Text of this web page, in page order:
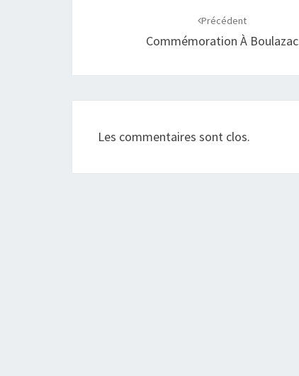
Précédent
Commémoration À Boulazac
Les commentaires sont clos.